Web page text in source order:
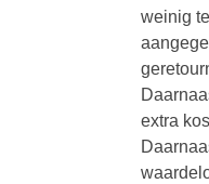
weinig
extra